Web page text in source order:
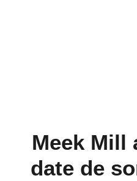
Meek Mill
date de